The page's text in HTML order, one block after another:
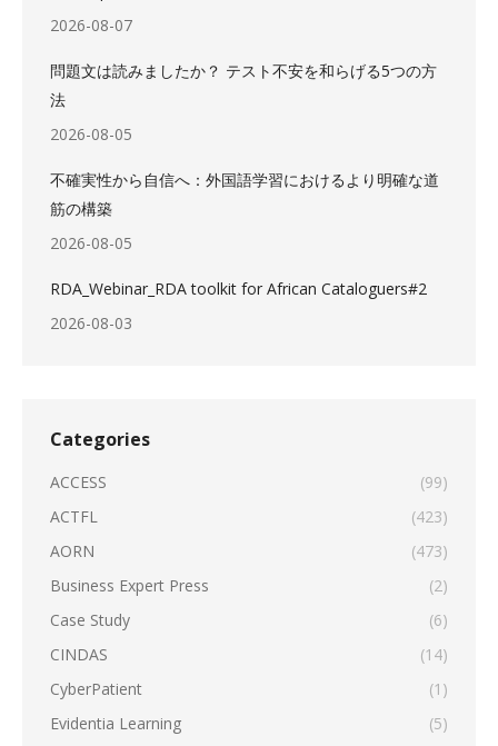
2026-08-07
問題文は読みましたか？ テスト不安を和らげる5つの方
法
2026-08-05
不確実性から自信へ：外国語学習におけるより明確な道
筋の構築
2026-08-05
RDA_Webinar_RDA toolkit for African Cataloguers#2
2026-08-03
Categories
ACCESS
(99)
ACTFL
(423)
AORN
(473)
Business Expert Press
(2)
Case Study
(6)
CINDAS
(14)
CyberPatient
(1)
Evidentia Learning
(5)